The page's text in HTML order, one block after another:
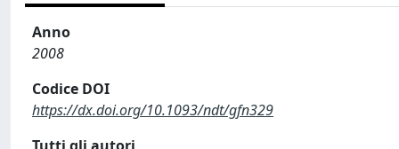
Anno
2008
Codice DOI
https://dx.doi.org/10.1093/ndt/gfn329